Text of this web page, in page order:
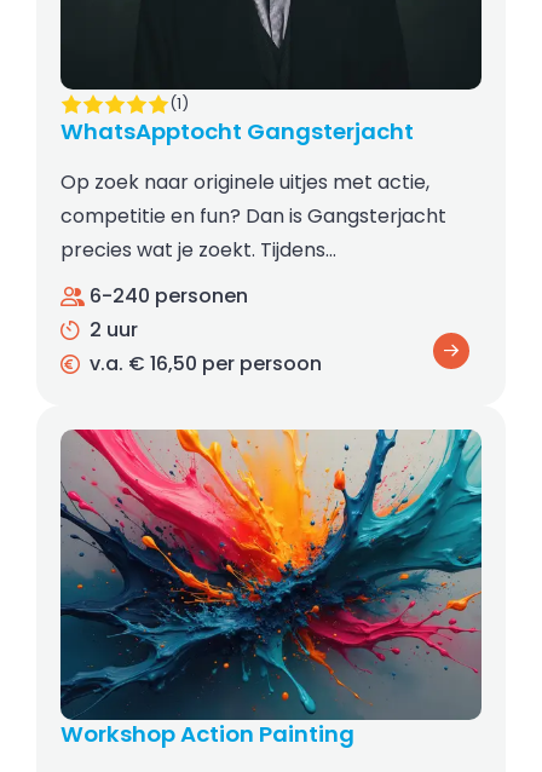
WhatsApptocht Gangsterjacht
(1)
Op zoek naar originele uitjes met actie,
competitie en fun? Dan is Gangsterjacht
precies wat je zoekt. Tijdens…
6-240 personen
2 uur
v.a. € 16,50 per persoon
Workshop Action Painting